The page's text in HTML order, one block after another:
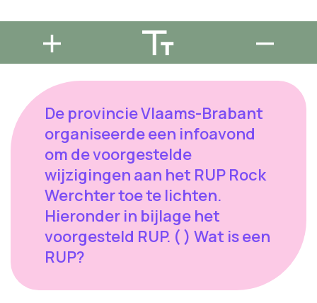
De provincie Vlaams-Brabant
organiseerde een infoavond
om de voorgestelde
wijzigingen aan het RUP Rock
Werchter toe te lichten.
Hieronder in bijlage het
voorgesteld RUP. ( ) Wat is een
RUP?